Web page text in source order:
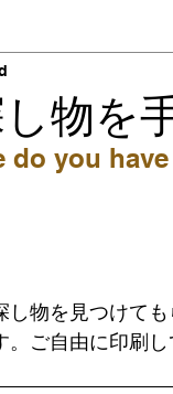
カード、デビ
風邪をひいたら
美容院 生
物を
do you
物を見つけても
ご自由に印刷し